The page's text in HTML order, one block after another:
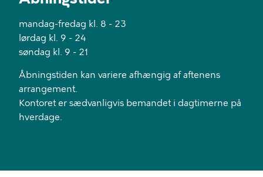
mandag-fredag kl. 8 - 23
lørdag kl. 9 - 24
søndag kl. 9 - 21
Åbningstiden kan variere afhængig af aftenens
arrangement.
Kontoret er sædvanligvis bemandet i dagtimerne på
hverdage.